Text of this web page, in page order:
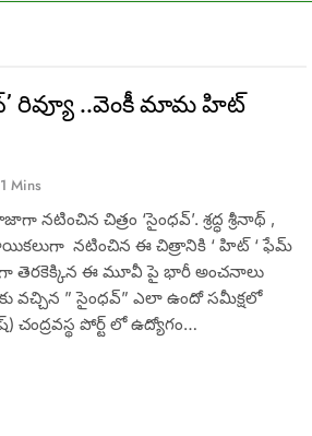
రివ్యూ ..వెంకీ మామ హిట్
1 Mins
నటించిన చిత్రం ‘సైంధవ్’. శ్రద్ధ శ్రీనాథ్ ,
నటించిన ఈ చిత్రానికి ‘ హిట్ ‘ ఫేమ్
గా తెరకెక్కిన ఈ మూవీ పై భారీ అంచనాలు
వచ్చిన ” సైంధవ్” ఎలా ఉందో సమీక్షలో
చంద్రవస్థ పోర్ట్ లో ఉద్యోగం…